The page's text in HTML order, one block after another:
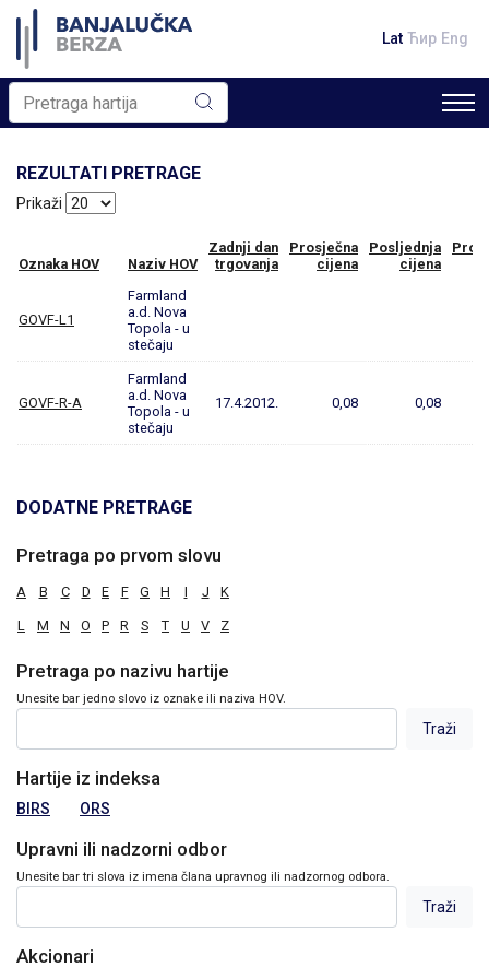
Lat Ћир Eng
REZULTATI PRETRAGE
Prikaži
Oznaka HOV Naziv HOV
Zadnji dan
trgovanja
Prosječna
cijena
Posljednja
cijena
GOVF-L1
Farmland
a.d. Nova
Topola - u
stečaju
GOVF-R-A
Farmland
a.d. Nova
Topola - u
stečaju
17.4.2012. 0,08 0,08
DODATNE PRETRAGE
Pretraga po prvom slovu
A B C D E F G H I J K
L M N O P R S T U V Z
Pretraga po nazivu hartije
Unesite bar jedno slovo iz oznake ili naziva HOV.
Hartije iz indeksa
BIRS ORS
Upravni ili nadzorni odbor
Unesite bar tri slova iz imena člana upravnog ili nadzornog odbora.
Akcionari